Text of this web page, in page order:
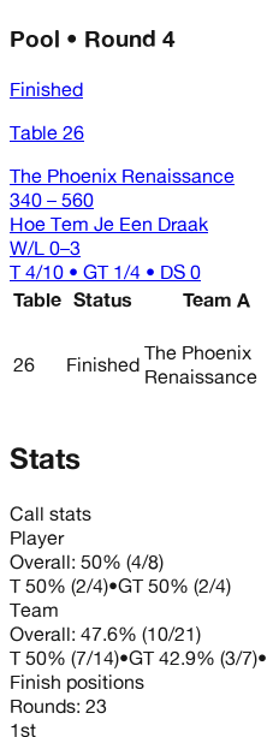
Pool • Round 4
Finished
Table 26
The Phoenix Renaissance
340 – 560
Hoe Tem Je Een Draak
W/L 0–3
T 4/10 • GT 1/4 • DS 0
Table Status Team A
26 Finished The Phoenix
Renaissance
Stats
Call stats
Player
Overall: 50% (4/8)
T 50% (2/4)•GT 50% (2/4)
Team
Overall: 47.6% (10/21)
T 50% (7/14)•GT 42.9% (3/7)•
Finish positions
Rounds: 23
1st